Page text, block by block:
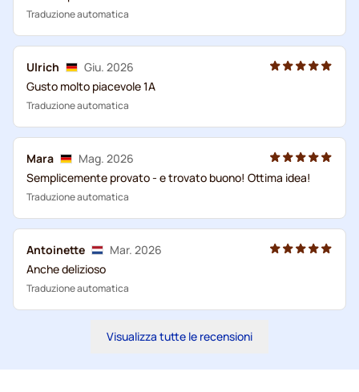
Traduzione automatica
Ulrich
Giu. 2026
Gusto molto piacevole 1A
Traduzione automatica
Mara
Mag. 2026
Semplicemente provato - e trovato buono! Ottima idea!
Traduzione automatica
Antoinette
Mar. 2026
Anche delizioso
Traduzione automatica
Visualizza tutte le recensioni